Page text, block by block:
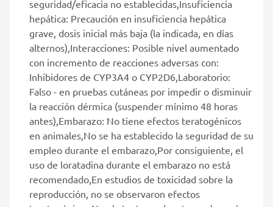
seguridad/eficacia no establecidas,Insuficiencia
hepática: Precaución en insuficiencia hepática
grave, dosis inicial más baja (la indicada, en días
alternos),Interacciones: Posible nivel aumentado
con incremento de reacciones adversas con:
Inhibidores de CYP3A4 o CYP2D6,Laboratorio:
Falso - en pruebas cutáneas por impedir o disminuir
la reacción dérmica (suspender mínimo 48 horas
antes),Embarazo: No tiene efectos teratogénicos
en animales,No se ha establecido la seguridad de su
empleo durante el embarazo,Por consiguiente, el
uso de loratadina durante el embarazo no está
recomendado,En estudios de toxicidad sobre la
reproducción, no se observaron efectos